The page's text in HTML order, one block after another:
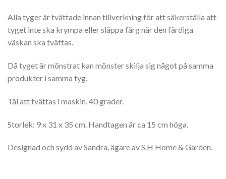
Alla tyger är tvättade innan tillverkning för att säkerställa att
tyget inte ska krympa eller släppa färg när den färdiga
väskan ska tvättas.
Då tyget är mönstrat kan mönster skilja sig något på samma
produkter i samma tyg.
Tål att tvättas i maskin, 40 grader.
Storlek: 9 x 31 x 35 cm. Handtagen är ca 15 cm höga.
Designad och sydd av Sandra, ägare av S.H Home & Garden.